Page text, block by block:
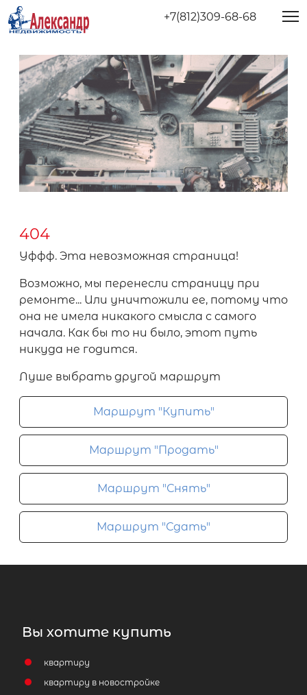
+7(812)309-68-68
404
Уффф. Эта невозможная страница!
Возможно, мы перенесли страницу при
ремонте... Или уничтожили ее, потому что
она не имела никакого смысла с самого
начала. Как бы то ни было, этот путь
никуда не годится.
Луше выбрать другой маршрут
Маршрут "Купить"
Маршрут "Продать"
Маршрут "Снять"
Маршрут "Сдать"
Вы хотите купить
квартиру
квартиру в новостройке